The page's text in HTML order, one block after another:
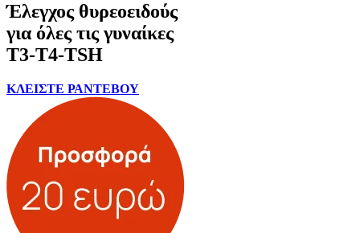
Έλεγχος θυρεοειδούς
για όλες τις γυναίκες
Τ3-Τ4-TSH
ΚΛΕΙΣΤΕ ΡΑΝΤΕΒΟΥ